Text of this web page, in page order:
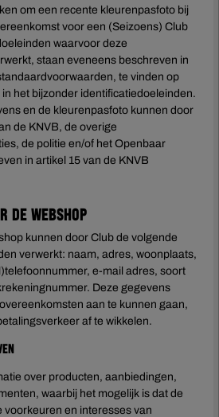
om een recente kleurenpasfoto bij
voor een (Seizoens) Club
waarvoor deze
staan eveneens beschreven in
te vinden op
het bijzonder identificatiedoeleinden.
en de kleurenpasfoto kunnen door
de KNVB, de overige
de politie en/of het Openbaar
in artikel 15 van de KNVB
de webshop
kunnen door Club de volgende
verwerkt: naam, adres, woonplaats,
e-mail adres, soort
Deze gegevens
aan te kunnen gaan,
af te wikkelen.
over producten, aanbiedingen,
waarbij het mogelijk is dat de
voorkeuren en interesses van